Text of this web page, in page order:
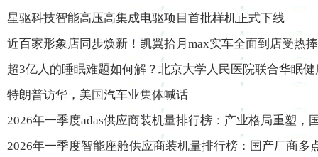
星驱科技智能高压高集成电驱项目首批样机正式下线
近百家形象店同步焕新！凯翼拾月max实车全面到店受热捧
超3亿人的睡眠难题如何解？北京大学人民医院联合华眠
特朗普访华，美国汽车业集体喊话
2026年一季度adas供应商装机量排行榜：产业格局重塑，
2026年一季度智能座舱供应商装机量排行榜：国产厂商多